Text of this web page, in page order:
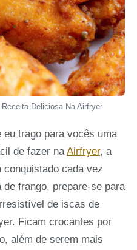
Deliciosa Na Airfryer
trago para vocês uma
de fazer naAirfryer, a
cada vez
frango, prepare-se para
de iscas de
Ficam crocantes por
além de serem mais